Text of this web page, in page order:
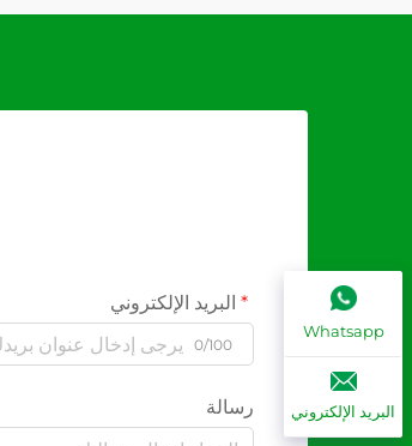
البريد الإلكتروني
0/100
رسالة
Whatsapp
البريد الإلكتروني